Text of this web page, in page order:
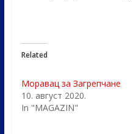
Related
Моравац за Загрепчане
10. август 2020.
In "MAGAZIN"